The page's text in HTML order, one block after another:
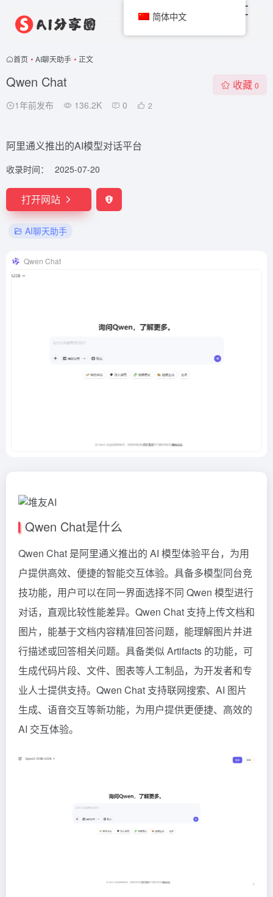
首页 • AI聊天助手 • 正文
Qwen Chat
1年前发布 136.2K 0 2
收藏 0
阿里通义推出的AI模型对话平台
收录时间： 2025-07-20
打开网站
AI聊天助手
Qwen Chat
Qwen Chat是什么
Qwen Chat 是阿里通义推出的 AI 模型体验平台，为用
户提供高效、便捷的智能交互体验。具备多模型同台竞
技功能，用户可以在同一界面选择不同 Qwen 模型进行
对话，直观比较性能差异。Qwen Chat 支持上传文档和
图片，能基于文档内容精准回答问题，能理解图片并进
行描述或回答相关问题。具备类似 Artifacts 的功能，可
生成代码片段、文件、图表等人工制品，为开发者和专
业人士提供支持。Qwen Chat 支持联网搜索、AI 图片
生成、语音交互等新功能，为用户提供更便捷、高效的
AI 交互体验。
简体中文